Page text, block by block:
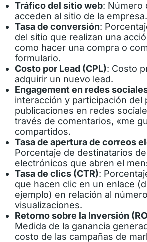
Tráfico del sitio web: Número
acceden al sitio de la empresa.
Tasa de conversión:
del sitio que realizan una
como hacer una compra o
formulario.
Costo por Lead (CPL): Costo
adquirir un nuevo lead.
Engagement en redes
interacción y participación del
publicaciones en redes
través de comentarios, «me
compartidos.
Tasa de apertura de correos
Porcentaje de destinatarios
electrónicos que abren el
Tasa de clics (CTR):
que hacen clic en un enlace
ejemplo) en relación al
visualizaciones.
Retorno sobre la Inversión
Medida de la ganancia
costo de las campañas de